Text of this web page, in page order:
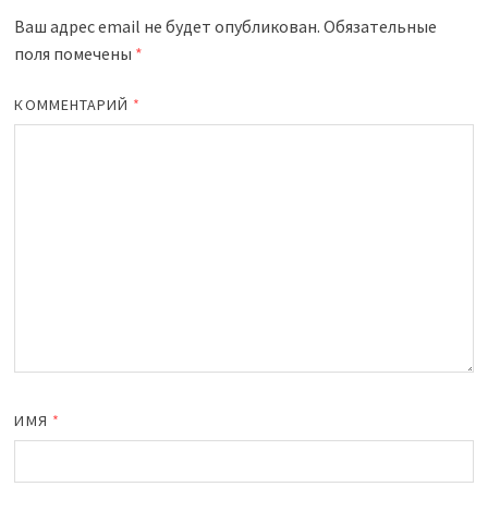
Ваш адрес email не будет опубликован. Обязательные
поля помечены *
КОММЕНТАРИЙ *
ИМЯ *